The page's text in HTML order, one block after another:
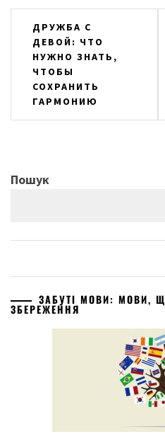
Навігація
записів
ДРУЖБА С
ДЕВОЙ: ЧТО
НУЖНО ЗНАТЬ,
ЧТОБЫ
СОХРАНИТЬ
ГАРМОНИЮ
Пошук
ЗАБУТІ МОВИ: МОВИ,
ЗБЕРЕЖЕННЯ